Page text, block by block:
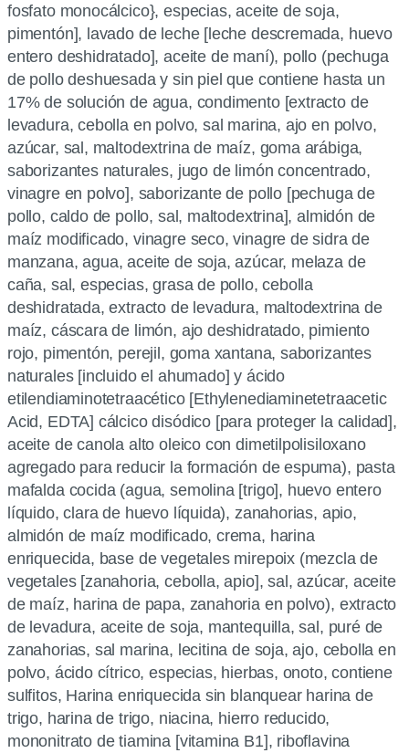
fosfato monocálcico}, especias, aceite de soja,
pimentón], lavado de leche [leche descremada, huevo
entero deshidratado], aceite de maní), pollo (pechuga
de pollo deshuesada y sin piel que contiene hasta un
17% de solución de agua, condimento [extracto de
levadura, cebolla en polvo, sal marina, ajo en polvo,
azúcar, sal, maltodextrina de maíz, goma arábiga,
saborizantes naturales, jugo de limón concentrado,
vinagre en polvo], saborizante de pollo [pechuga de
pollo, caldo de pollo, sal, maltodextrina], almidón de
maíz modificado, vinagre seco, vinagre de sidra de
manzana, agua, aceite de soja, azúcar, melaza de
caña, sal, especias, grasa de pollo, cebolla
deshidratada, extracto de levadura, maltodextrina de
maíz, cáscara de limón, ajo deshidratado, pimiento
rojo, pimentón, perejil, goma xantana, saborizantes
naturales [incluido el ahumado] y ácido
etilendiaminotetraacético [Ethylenediaminetetraacetic
Acid, EDTA] cálcico disódico [para proteger la calidad],
aceite de canola alto oleico con dimetilpolisiloxano
agregado para reducir la formación de espuma), pasta
mafalda cocida (agua, semolina [trigo], huevo entero
líquido, clara de huevo líquida), zanahorias, apio,
almidón de maíz modificado, crema, harina
enriquecida, base de vegetales mirepoix (mezcla de
vegetales [zanahoria, cebolla, apio], sal, azúcar, aceite
de maíz, harina de papa, zanahoria en polvo), extracto
de levadura, aceite de soja, mantequilla, sal, puré de
zanahorias, sal marina, lecitina de soja, ajo, cebolla en
polvo, ácido cítrico, especias, hierbas, onoto, contiene
sulfitos, Harina enriquecida sin blanquear harina de
trigo, harina de trigo, niacina, hierro reducido,
mononitrato de tiamina [vitamina B1], riboflavina